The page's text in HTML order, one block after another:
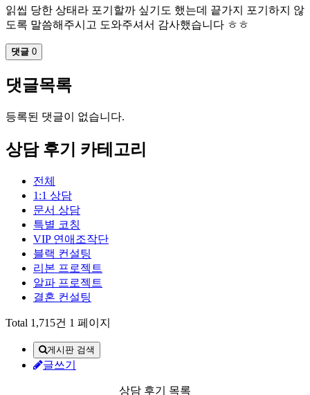
읽씹 당한 상태라 포기할까 싶기도 했는데 끝가지 포기하지 않
도록 말씀해주시고 도와주셔서 감사했습니다 ㅎㅎ
댓글 0
댓글목록
등록된 댓글이 없습니다.
상담 후기 카테고리
전체
1:1 상담
문서 상담
특별 코칭
VIP 연애조작단
블랙 컨설팅
리본 프로젝트
알파 프로젝트
결혼 컨설팅
Total 1,715건 1 페이지
게시판 검색
글쓰기
상담 후기 목록